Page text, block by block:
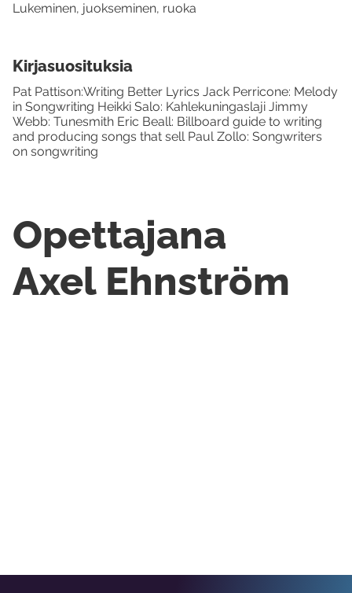
Opettajana
Axel Ehnström
Lukeminen, juokseminen, ruoka
Kirjasuosituksia
Pat Pattison:Writing Better Lyrics Jack Perricone: Melody
in Songwriting Heikki Salo: Kahlekuningaslaji Jimmy
Webb: Tunesmith Eric Beall: Billboard guide to writing
and producing songs that sell Paul Zollo: Songwriters
on songwriting